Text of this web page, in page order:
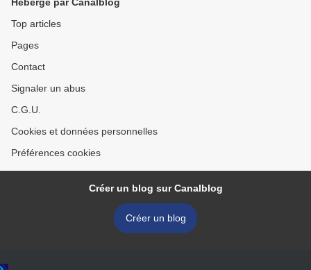
Top articles
Pages
Contact
Signaler un abus
C.G.U.
Cookies et données personnelles
Préférences cookies
Créer un blog sur Canalblog
Créer un blog